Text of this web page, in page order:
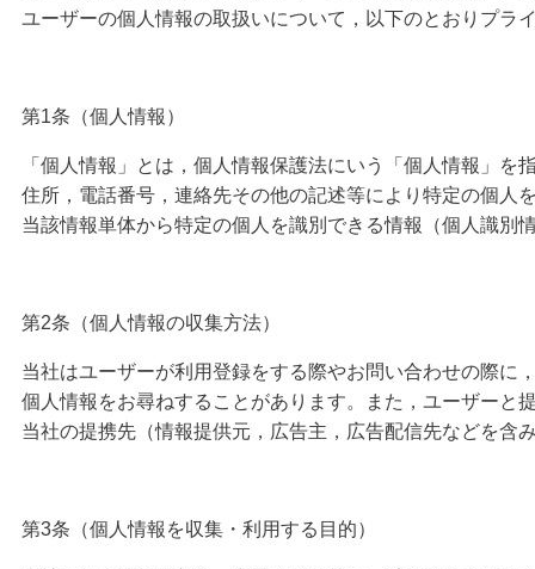
ユーザーの個人情報の取扱いについて，以下のとおりプラ
第1条（個人情報）
「個人情報」とは，個人情報保護法にいう「個人情報」
住所，電話番号，連絡先その他の記述等により特定の個人
当該情報単体から特定の個人を識別できる情報（個人識別
第2条（個人情報の収集方法）
当社はユーザーが利用登録をする際やお問い合わせの際に
個人情報をお尋ねすることがあります。また，ユーザーと
当社の提携先（情報提供元，広告主，広告配信先などを含
第3条（個人情報を収集・利用する目的）